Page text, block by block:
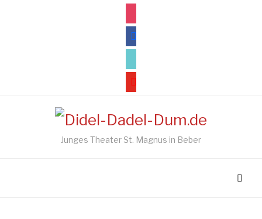
facebook
youtube
Junges Theater St. Magnus in Beber